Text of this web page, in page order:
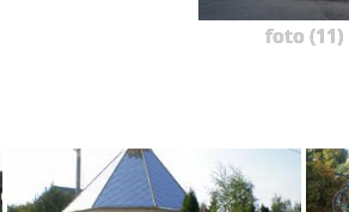
foto (11)